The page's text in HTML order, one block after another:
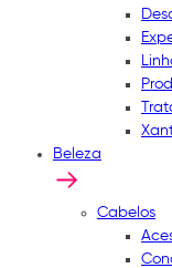
Beleza
Cabelos